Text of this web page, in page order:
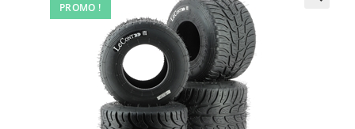
PROMO !